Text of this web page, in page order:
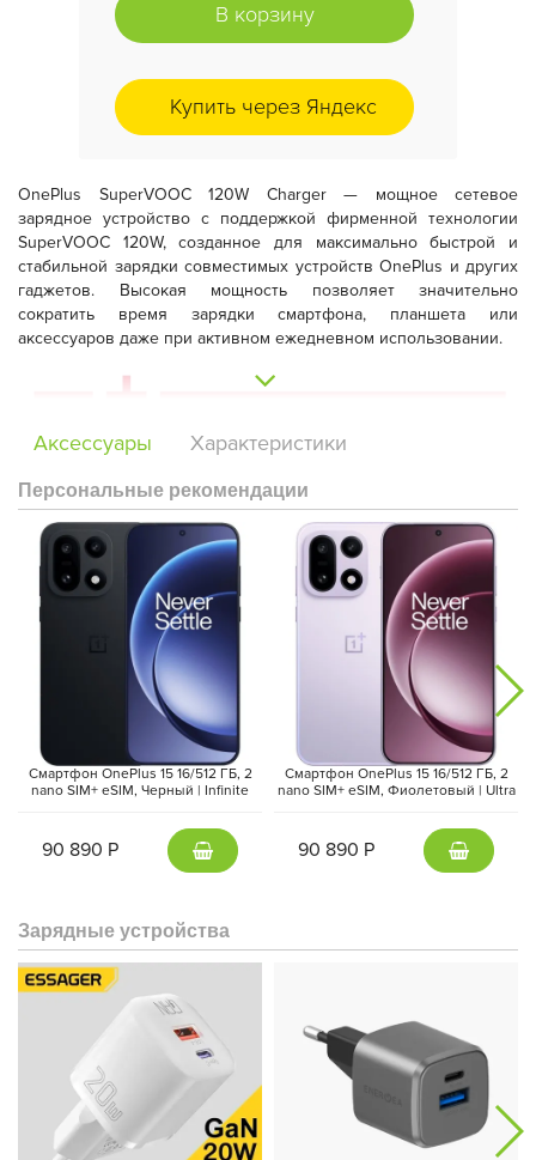
В корзину
Купить через Яндекс
OnePlus SuperVOOC 120W Charger — мощное сетевое
зарядное устройство с поддержкой фирменной технологии
SuperVOOC 120W, созданное для максимально быстрой и
стабильной зарядки совместимых устройств OnePlus и других
гаджетов. Высокая мощность позволяет значительно
сократить время зарядки смартфона, планшета или
аксессуаров даже при активном ежедневном использовании.
Компактный корпус делает адаптер удобным для дома, офиса
и поездок, а встроенная интеллектуальная система защиты
контролирует температуру, напряжение и подачу тока. Это
обеспечивает безопасную работу устройства и стабильную
высокоскоростную зарядку без перегрева.
Аксессуары Характеристики
Персональные рекомендации
Смартфон OnePlus 15 16/512 ГБ, 2
nano SIM+ eSIM, Черный | Infinite
90 890 Р
Смартфон OnePlus 15 16/512 ГБ, 2
nano SIM+ eSIM, Фиолетовый | Ultra
90 890 Р
Зарядные устройства